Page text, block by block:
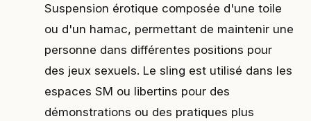
Suspension érotique composée d'une toile
ou d'un hamac, permettant de maintenir une
personne dans différentes positions pour
des jeux sexuels. Le sling est utilisé dans les
espaces SM ou libertins pour des
démonstrations ou des pratiques plus